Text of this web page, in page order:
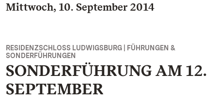
Mittwoch, 10. September 2014
RESIDENZSCHLOSS LUDWIGSBURG | FÜHRUNGEN &
SONDERFÜHRUNGEN
SONDERFÜHRUNG AM 12.
SEPTEMBER